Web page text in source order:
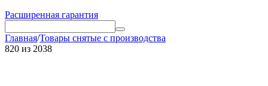
Расширенная гарантия
Главная/Товары снятые с производства
820 из 2038